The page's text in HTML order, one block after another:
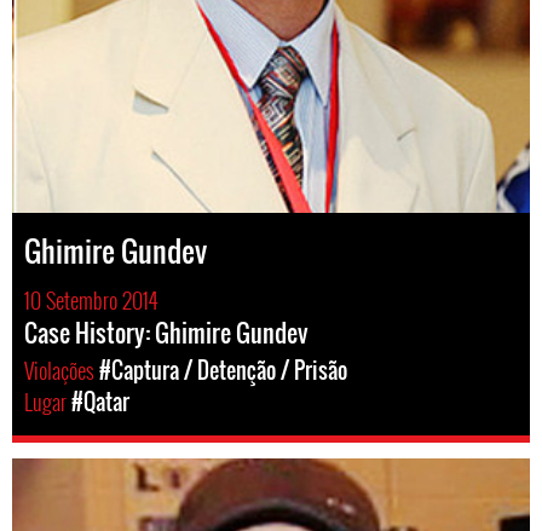
Ghimire Gundev
10 Setembro 2014
Case History: Ghimire Gundev
Violações#Captura / Detenção / Prisão
Lugar#Qatar